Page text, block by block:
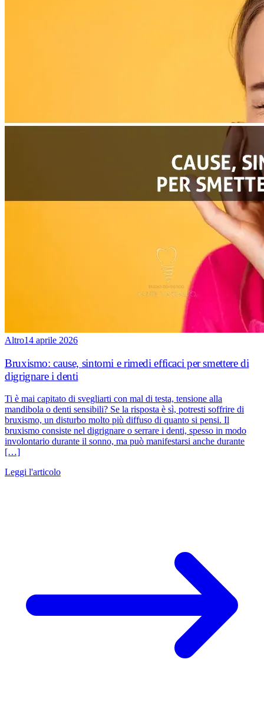
Altro14 aprile 2026
Bruxismo: cause, sintomi e rimedi efficaci per smettere di
digrignare i denti
Ti è mai capitato di svegliarti con mal di testa, tensione alla
mandibola o denti sensibili? Se la risposta è sì, potresti soffrire di
bruxismo, un disturbo molto più diffuso di quanto si pensi. Il
bruxismo consiste nel digrignare o serrare i denti, spesso in modo
involontario durante il sonno, ma può manifestarsi anche durante
[…]
Leggi l'articolo